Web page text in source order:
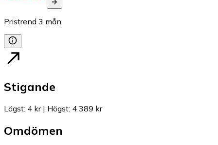
Pristrend 3 mån
Stigande
Lägst: 4 kr| Högst: 4 389 kr
Omdömen